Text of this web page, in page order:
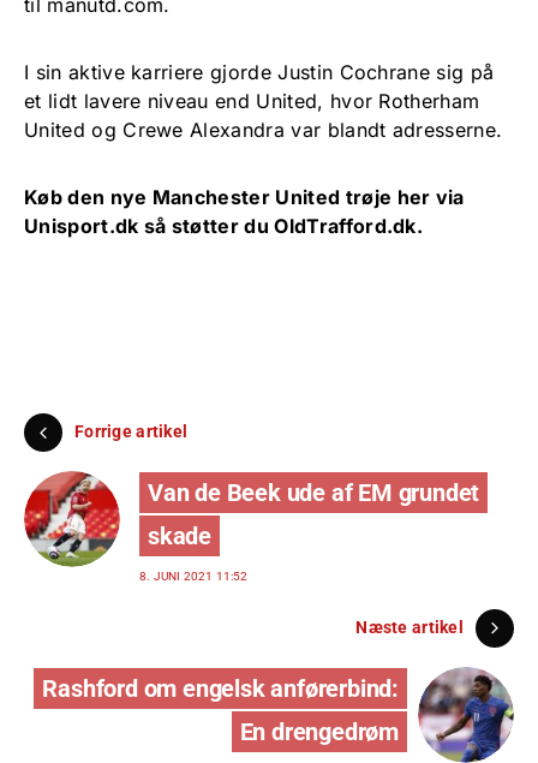
I sin aktive karriere gjorde Justin Cochrane sig på
et lidt lavere niveau end United, hvor Rotherham
United og Crewe Alexandra var blandt adresserne.
Køb den nye Manchester United trøje her via
Unisport.dk så støtter du OldTrafford.dk.
Forrige artikel
Van de Beek ude af EM grundet
skade
8. JUNI 2021 11:52
Næste artikel
Rashford om engelsk anførerbind:
En drengedrøm